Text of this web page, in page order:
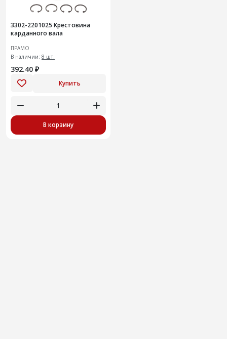
3302-2201025 Крестовина
карданного вала
ПРАМО
В наличии: 8 шт.
392.40 ₽
Купить
В корзину